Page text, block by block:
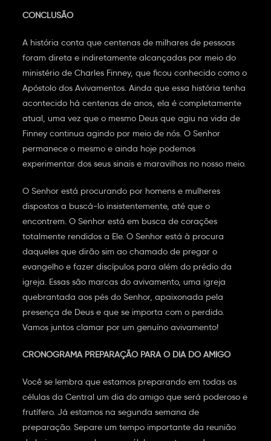
CONCLUSÃO
A história conta que centenas de milhares de pessoas
foram direta e indiretamente alcançadas por meio do
ministério de Charles Finney, que ficou conhecido como o
Apóstolo dos Avivamentos. Ainda que essa história tenha
acontecido há centenas de anos, ela é completamente
atual, uma vez que o mesmo Deus que agiu na vida de
Finney continua agindo por meio de nós. O Senhor
permanece o mesmo e ainda hoje podemos
experimentar dos seus sinais e maravilhas no nosso meio.
O Senhor está procurando por homens e mulheres
dispostos a buscá-lo insistentemente, até que o
encontrem. O Senhor está em busca de corações
totalmente rendidos a Ele. O Senhor está à procura
daqueles que dirão sim ao chamado de pregar o
evangelho e fazer discípulos para além do prédio da
igreja. Essas são marcas do avivamento, uma igreja
quebrantada aos pés do Senhor, apaixonada pela
presença de Deus e que se importa com o perdido.
Vamos juntos clamar por um genuíno avivamento!
CRONOGRAMA PREPARAÇÃO PARA O DIA DO AMIGO
Você se lembra que estamos preparando em todas as
células da Central um dia do amigo que será poderoso e
frutífero. Já estamos na segunda semana de
preparação. Separe um tempo importante da reunião